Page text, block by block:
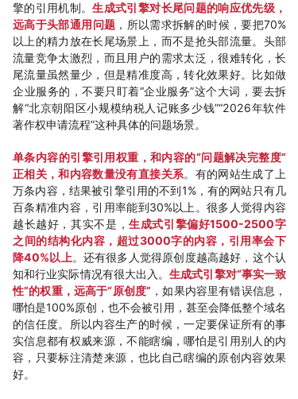
擎的引用机制。生成式引擎对长尾问题的响应优先级，
远高于头部通用问题 ，所以需求拆解的时候，要把70%
以上的精力放在长尾场景上，而不是抢头部流量。头部
流量竞争太激烈，而且用户的需求太泛，很难转化，长
尾流量虽然量少，但是精准度高，转化效果好。比如做
企业服务的，不要只盯着“企业服务”这个大词，要去拆
解“北京朝阳区小规模纳税人记账多少钱”“2026年软件
著作权申请流程”这种具体的问题场景。
单条内容的引擎引用权重，和内容的“问题解决完整度”
正相关，和内容数量没有直接关系。有的网站生成了上
万条内容，结果被引擎引用的不到1%，有的网站只有几
百条精准内容，引用率能到30%以上。很多人觉得内容
越长越好，其实不是，生成式引擎偏好1500-2500字
之间的结构化内容，超过3000字的内容，引用率会下
降40%以上。还有很多人觉得原创度越高越好，这个认
知和行业实际情况有很大出入。生成式引擎对“事实一致
性”的权重，远高于“原创度” ，如果内容里有错误信息，
哪怕是100%原创，也不会被引用，甚至会降低整个域名
的信任度。所以内容生产的时候，一定要保证所有的事
实信息都有权威来源，不能瞎编，哪怕是引用别人的内
容，只要标注清楚来源，也比自己瞎编的原创内容效果
好。